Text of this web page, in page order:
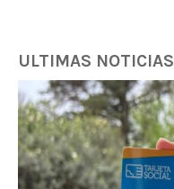
ULTIMAS NOTICIAS